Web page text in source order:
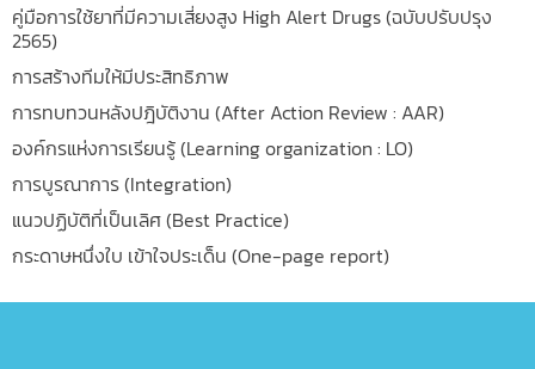
คู่มือการใช้ยาที่มีความเสี่ยงสูง High Alert Drugs (ฉบับปรับปรุง
2565)
การสร้างทีมให้มีประสิทธิภาพ
การทบทวนหลังปฎิบัติงาน (After Action Review : AAR)
องค์กรแห่งการเรียนรู้ (Learning organization : LO)
การบูรณาการ (Integration)
แนวปฏิบัติที่เป็นเลิศ (Best Practice)
กระดาษหนึ่งใบ เข้าใจประเด็น (One-page report)